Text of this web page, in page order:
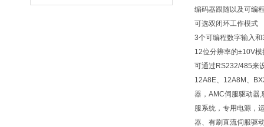
编码器跟随以及可编
可选双闭环工作模式
3个可编程数字输入
12位分辨率的±10V
可通过RS232/485来
12A8E、12A8M、
器，AMC伺服驱动器
服系统，专用电源，
器、有刷直流伺服驱